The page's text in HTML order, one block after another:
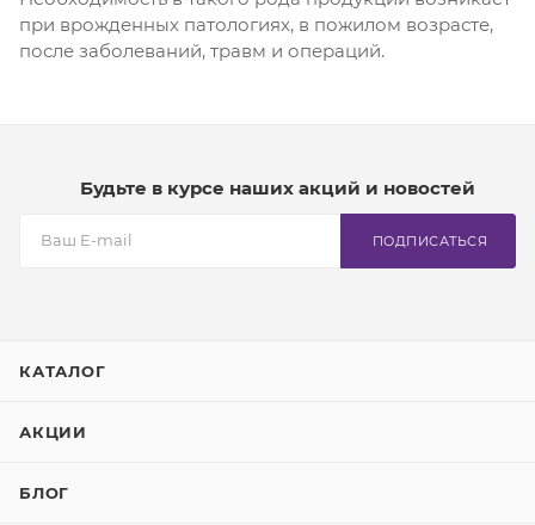
при врожденных патологиях, в пожилом возрасте,
после заболеваний, травм и операций.
Будьте в курсе наших акций и новостей
ПОДПИСАТЬСЯ
КАТАЛОГ
АКЦИИ
БЛОГ